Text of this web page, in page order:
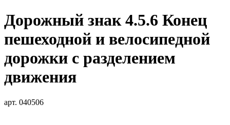
Дорожный знак 4.5.6 Конец
пешеходной и велосипедной
дорожки с разделением
движения
арт. 040506